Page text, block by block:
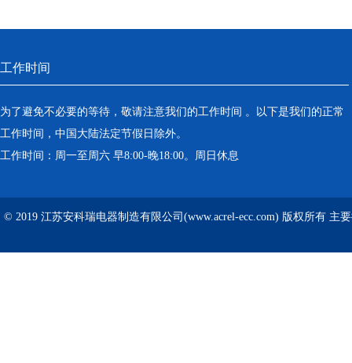
工作时间
为了避免不必要的等待，敬请注意我们的工作时间 。以下是我们的正常
工作时间，中国大陆法定节假日除外。
工作时间：周一至周六 早8:00-晚18:00。周日休息
© 2019 江苏安科瑞电器制造有限公司(www.acrel-ecc.com) 版权所有 主